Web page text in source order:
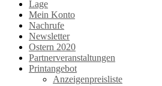
Lage
Mein Konto
Nachrufe
Newsletter
Ostern 2020
Partnerveranstaltungen
Printangebot
Anzeigenpreisliste